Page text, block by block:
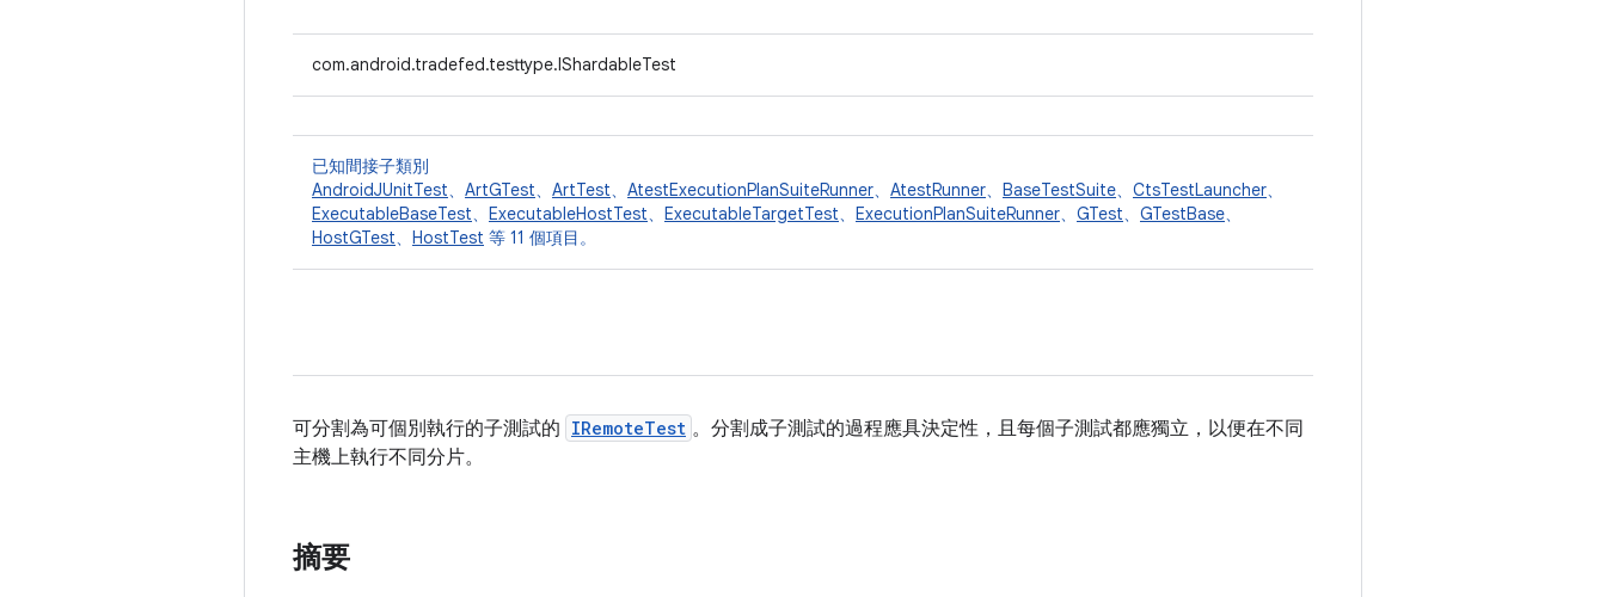
com.android.tradefed.testtype.IShardableTest
已知間接子類別
AndroidJUnitTest、 ArtGTest、 ArtTest、 AtestExecutionPlanSuiteRunner、 AtestRunner、 BaseTestSuite、 CtsTestLauncher、
ExecutableBaseTest、 ExecutableHostTest、 ExecutableTargetTest、 ExecutionPlanSuiteRunner、 GTest、 GTestBase、
HostGTest、 HostTest 等 11 個項目。
可分割為可個別執行的子測試的 IRemoteTest 。分割成子測試的過程應具決定性，且每個子測試都應獨立，以便在不同
主機上執行不同分片。
摘要